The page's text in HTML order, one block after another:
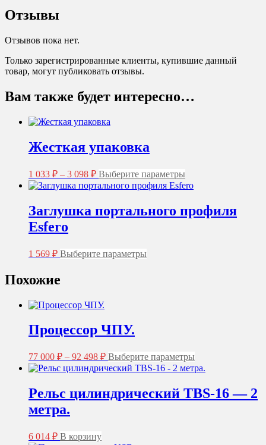
Отзывы
Отзывов пока нет.
Только зарегистрированные клиенты, купившие данный
товар, могут публиковать отзывы.
Вам также будет интересно…
Жесткая упаковка
1 033 ₽ – 3 098 ₽Диапазон
цен:
1
–
Выберите параметры
товар
имеет
несколько
вариаций.
Заглушка портального профиля
Esfero
1 569 ₽ Выберите параметры
товара.
Похожие
Процессор ЧПУ.
77 000 ₽ – 92 498 ₽Диапазон
цен:
77
–
Выберите параметры
товар
имеет
несколько
вариаций.
Рельс цилиндрический TBS-16 — 2
метра.
6 014 ₽ В корзину